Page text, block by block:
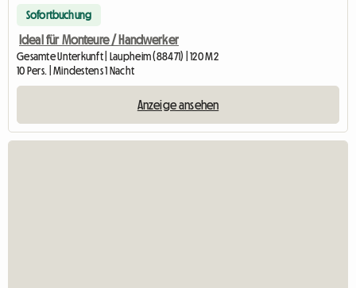
Sofortbuchung
Ideal für Monteure / Handwerker
Gesamte Unterkunft | Laupheim (88471) | 120 M2
10 Pers. | Mindestens 1 Nacht
Anzeige ansehen